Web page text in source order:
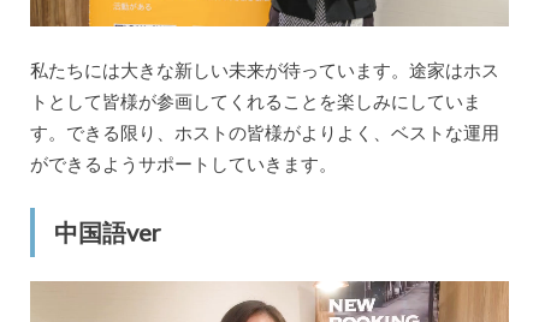
私たちには大きな新しい未来が待っています。途家はホス
トとして皆様が参画してくれることを楽しみにしていま
す。できる限り、ホストの皆様がよりよく、ベストな運用
ができるようサポートしていきます。
中国語ver